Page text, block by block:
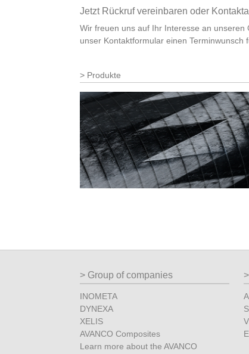
Jetzt Rückruf vereinbaren oder
Wir freuen uns auf Ihr Interesse an
unser Kontaktformular einen
Produkte
Group of companies
INOMETA
DYNEXA
XELIS
AVANCO Composites
Learn more about the AVANCO